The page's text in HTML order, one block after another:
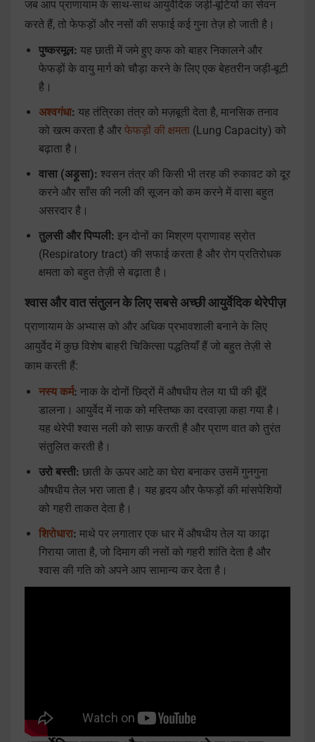
जब आप प्राणायाम के साथ-साथ आयुर्वेदिक जड़ी-बूटियों का सेवन
करते हैं, तो फेफड़ों और नसों की सफाई कई गुना तेज़ हो जाती है।
पुष्करमूल: यह छाती में जमे हुए कफ को बाहर निकालने और
फेफड़ों के वायु मार्ग को चौड़ा करने के लिए एक बेहतरीन जड़ी-बूटी
है।
अश्वगंधा: यह तंत्रिका तंत्र को मज़बूती देता है, मानसिक तनाव
को खत्म करता है और फेफड़ों की क्षमता (Lung Capacity) को
बढ़ाता है।
वासा (अड़ूसा): श्वसन तंत्र की किसी भी तरह की रुकावट को दूर
करने और साँस की नली की सूजन को कम करने में वासा बहुत
असरदार है।
तुलसी और पिप्पली: इन दोनों का मिश्रण प्राणावह स्रोत
(Respiratory tract) की सफाई करता है और रोग प्रतिरोधक
क्षमता को बहुत तेज़ी से बढ़ाता है।
श्वास और वात संतुलन के लिए सबसे अच्छी आयुर्वेदिक थेरेपीज़
प्राणायाम के अभ्यास को और अधिक प्रभावशाली बनाने के लिए
आयुर्वेद में कुछ विशेष बाहरी चिकित्सा पद्धतियाँ हैं जो बहुत तेज़ी से
काम करती हैं:
नस्य कर्म: नाक के दोनों छिद्रों में औषधीय तेल या घी की बूँदें
डालना। आयुर्वेद में नाक को मस्तिष्क का दरवाज़ा कहा गया है।
यह थेरेपी श्वास नली को साफ़ करती है और प्राण वात को तुरंत
संतुलित करती है।
उरो बस्ती: छाती के ऊपर आटे का घेरा बनाकर उसमें गुनगुना
औषधीय तेल भरा जाता है। यह हृदय और फेफड़ों की मांसपेशियों
को गहरी ताकत देता है।
शिरोधारा: माथे पर लगातार एक धार में औषधीय तेल या काढ़ा
गिराया जाता है, जो दिमाग की नसों को गहरी शांति देता है और
श्वास की गति को अपने आप सामान्य कर देता है।